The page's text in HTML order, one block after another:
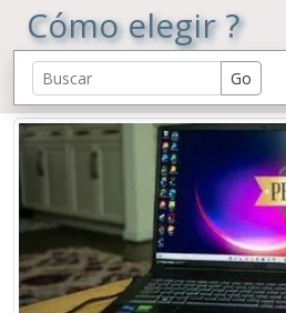
Cómo elegir ?